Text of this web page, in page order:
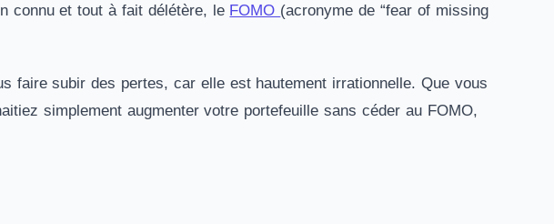
connu et tout à fait délétère, le FOMO (acronyme de “fear of missing
faire subir des pertes, car elle est hautement irrationnelle. Que vous
simplement augmenter votre portefeuille sans céder au FOMO,